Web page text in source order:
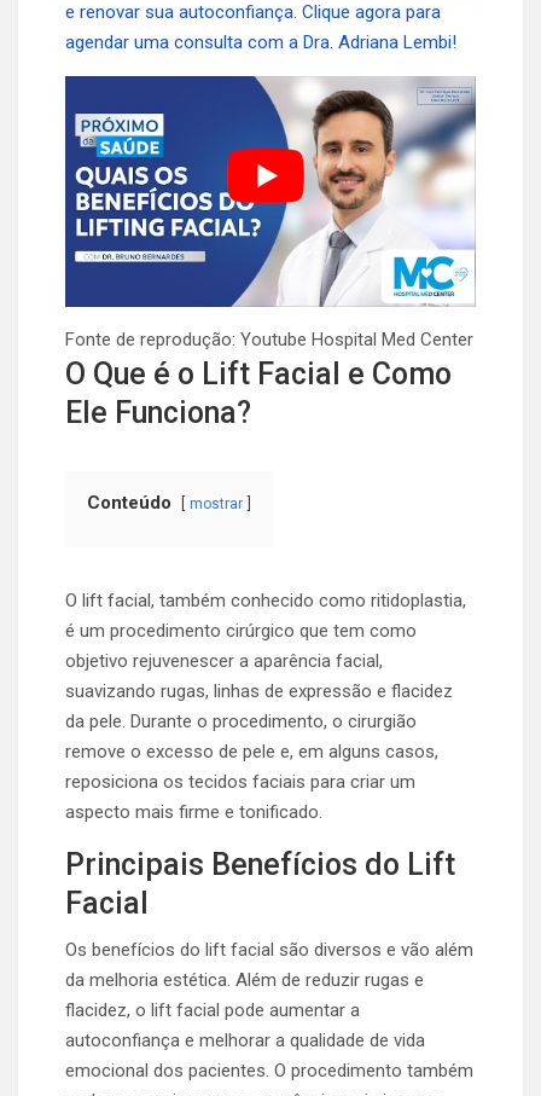
e renovar sua autoconfiança. Clique agora para
agendar uma consulta com a Dra. Adriana Lembi!
Fonte de reprodução: Youtube Hospital Med Center
O Que é o Lift Facial e Como
Ele Funciona?
Conteúdo mostrar
O lift facial, também conhecido como ritidoplastia,
é um procedimento cirúrgico que tem como
objetivo rejuvenescer a aparência facial,
suavizando rugas, linhas de expressão e flacidez
da pele. Durante o procedimento, o cirurgião
remove o excesso de pele e, em alguns casos,
reposiciona os tecidos faciais para criar um
aspecto mais firme e tonificado.
Principais Benefícios do Lift
Facial
Os benefícios do lift facial são diversos e vão além
da melhoria estética. Além de reduzir rugas e
flacidez, o lift facial pode aumentar a
autoconfiança e melhorar a qualidade de vida
emocional dos pacientes. O procedimento também